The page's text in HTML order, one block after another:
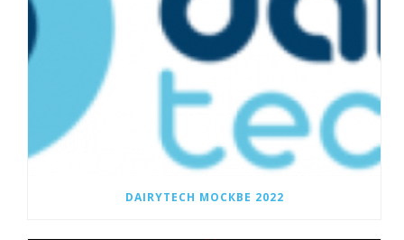
DAIRYTECH МОСКВЕ 2022